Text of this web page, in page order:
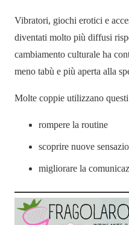
Vibratori, giochi erotici e
diventati molto più diffusi
cambiamento culturale ha
meno tabù e più aperta alla
Molte coppie utilizzano
rompere la routine
scoprire nuove
migliorare la